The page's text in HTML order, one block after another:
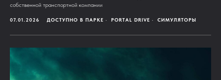
собственной транспортной компании
07.01.2026 ДОСТУПНО В ПАРКЕ PORTAL DRIVE СИМУЛЯТОРЫ